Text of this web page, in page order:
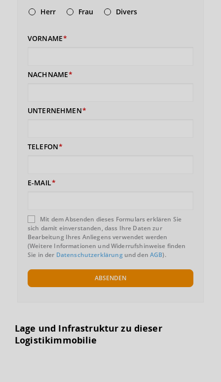
Herr
Frau Divers
VORNAME
NACHNAME
UNTERNEHMEN
TELEFON
E-MAIL
Mit dem Absenden dieses Formulars erklären Sie
sich damit einverstanden, dass Ihre Daten zur
Bearbeitung Ihres Anliegens verwendet werden
(Weitere Informationen und Widerrufshinweise finden
Sie in der Datenschutzerklärungund denAGB).
ABSENDEN
Lage und Infrastruktur zu dieser
Logistikimmobilie